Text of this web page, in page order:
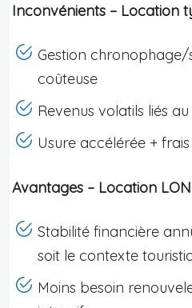
Inconvénients – Location
Gestion
coûteuse
Revenus volatils liés
Usure accélérée +
Avantages – Location
Stabilité financière
soit le contexte
Moins besoin